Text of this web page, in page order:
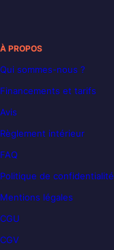
À PROPOS
Qui sommes-nous ?
Financements et tarifs
Avis
Règlement intérieur
FAQ
Politique de confidentialité
Mentions légales
CGU
CGV